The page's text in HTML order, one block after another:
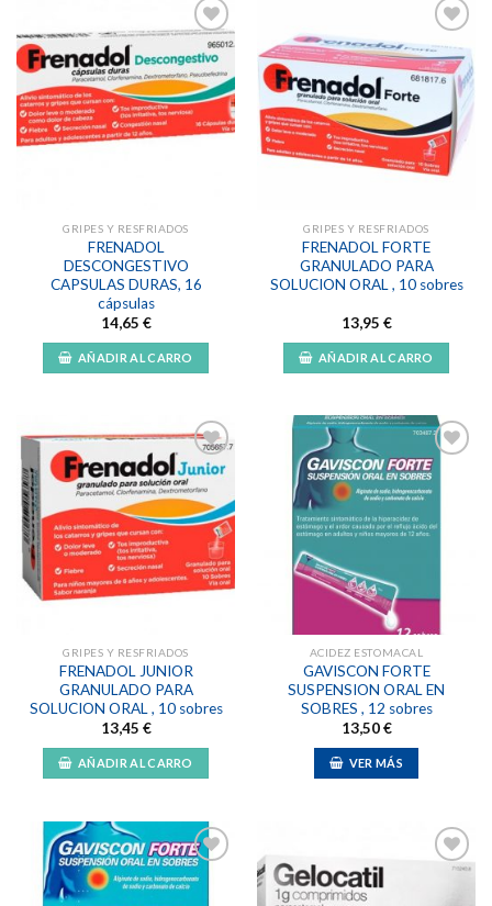
Añadir
a la
lista de
deseos
GRIPES Y RESFRIADOS
FRENADOL
DESCONGESTIVO
CAPSULAS DURAS, 16
cápsulas
14,65 €
AÑADIR AL CARRO
Añadir
lista de
deseos
GRIPES Y RESFRIADOS
FRENADOL FORTE
GRANULADO PARA
SOLUCION ORAL , 10 sobres
13,95 €
AÑADIR AL CARRO
Añadir
a la
lista de
deseos
GRIPES Y RESFRIADOS
FRENADOL JUNIOR
GRANULADO PARA
SOLUCION ORAL , 10 sobres
13,45 €
AÑADIR AL CARRO
a la
lista de
ACIDEZ ESTOMACAL
GAVISCON FORTE
SUSPENSION ORAL EN
SOBRES , 12 sobres
13,50€
VER MÁS